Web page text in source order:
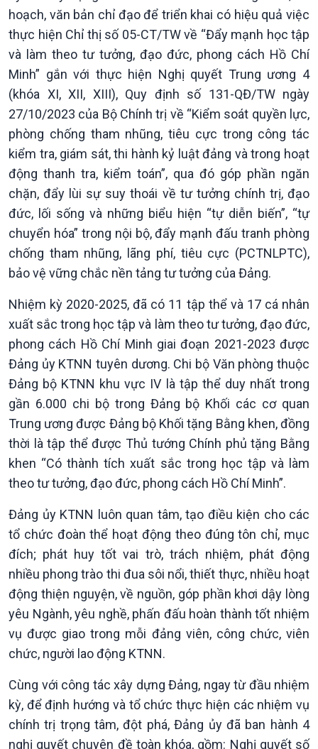
Chính trị
Tin Chính trị
Chính phủ với người dân
Quốc hội với cử tri
Xây dựng đảng
Đảng trong cuộc sống
Pháp luật và đời sống
Thế giới
Tin thế giới
Vấn đề quốc tế
Hồ sơ sự kiện quốc tế
Thế giới & Việt Nam
Biên cương - Một dải vững
hoạch, văn bản chỉ đạo để triển khai có hiệu quả việc
thực hiện Chỉ thị số 05-CT/TW về “Đẩy mạnh học tập
và làm theo tư tưởng, đạo đức, phong cách Hồ Chí
Minh” gắn với thực hiện Nghị quyết Trung ương 4
(khóa XI, XII, XIII), Quy định số 131-QĐ/TW ngày
27/10/2023 của Bộ Chính trị về “Kiểm soát quyền lực,
phòng chống tham nhũng, tiêu cực trong công tác
kiểm tra, giám sát, thi hành kỷ luật đảng và trong hoạt
động thanh tra, kiểm toán”, qua đó góp phần ngăn
chặn, đẩy lùi sự suy thoái về tư tưởng chính trị, đạo
đức, lối sống và những biểu hiện “tự diễn biến”, “tự
chuyển hóa” trong nội bộ, đẩy mạnh đấu tranh phòng
chống tham nhũng, lãng phí, tiêu cực (PCTNLPTC),
bảo vệ vững chắc nền tảng tư tưởng của Đảng.
Nhiệm kỳ 2020-2025, đã có 11 tập thể và 17 cá nhân
xuất sắc trong học tập và làm theo tư tưởng, đạo đức,
phong cách Hồ Chí Minh giai đoạn 2021-2023 được
Đảng ủy KTNN tuyên dương. Chi bộ Văn phòng thuộc
Đảng bộ KTNN khu vực IV là tập thể duy nhất trong
gần 6.000 chi bộ trong Đảng bộ Khối các cơ quan
Trung ương được Đảng bộ Khối tặng Bằng khen, đồng
thời là tập thể được Thủ tướng Chính phủ tặng Bằng
khen “Có thành tích xuất sắc trong học tập và làm
theo tư tưởng, đạo đức, phong cách Hồ Chí Minh”.
Đảng ủy KTNN luôn quan tâm, tạo điều kiện cho các
tổ chức đoàn thể hoạt động theo đúng tôn chỉ, mục
đích; phát huy tốt vai trò, trách nhiệm, phát động
nhiều phong trào thi đua sôi nổi, thiết thực, nhiều hoạt
động thiện nguyện, về nguồn, góp phần khơi dậy lòng
yêu Ngành, yêu nghề, phấn đấu hoàn thành tốt nhiệm
vụ được giao trong mỗi đảng viên, công chức, viên
chức, người lao động KTNN.
Cùng với công tác xây dựng Đảng, ngay từ đầu nhiệm
kỳ, để định hướng và tổ chức thực hiện các nhiệm vụ
chính trị trọng tâm, đột phá, Đảng ủy đã ban hành 4
nghị quyết chuyên đề toàn khóa, gồm: Nghị quyết số